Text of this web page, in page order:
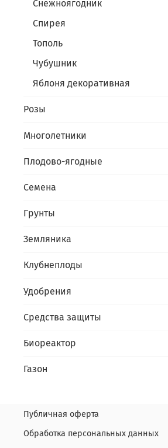
Снежноягодник
Спирея
Тополь
Чубушник
Яблоня декоративная
Розы
Многолетники
Плодово-ягодные
Семена
Грунты
Земляника
Клубнеплоды
Удобрения
Средства защиты
Биореактор
Газон
Публичная оферта
Обработка персональных данных